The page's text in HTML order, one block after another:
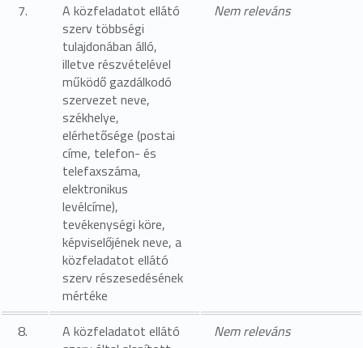
7.
A közfeladatot ellátó
szerv többségi
tulajdonában álló,
illetve részvételével
működő gazdálkodó
szervezet neve,
székhelye,
elérhetősége (postai
címe, telefon- és
telefaxszáma,
elektronikus
levélcíme),
tevékenységi köre,
képviselőjének neve, a
közfeladatot ellátó
szerv részesedésének
mértéke
Nem releváns
8.
A közfeladatot ellátó
Nem releváns